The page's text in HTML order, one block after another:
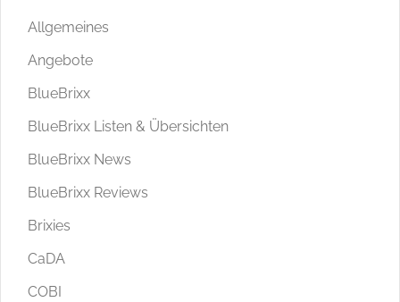
Allgemeines
Angebote
BlueBrixx
BlueBrixx Listen & Übersichten
BlueBrixx News
BlueBrixx Reviews
Brixies
CaDA
COBI